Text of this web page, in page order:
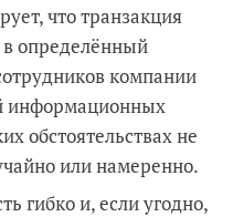
что транзакция
в определённый
компании
информационных
обстоятельствах не
или намеренно.
гибко и, если угодно,